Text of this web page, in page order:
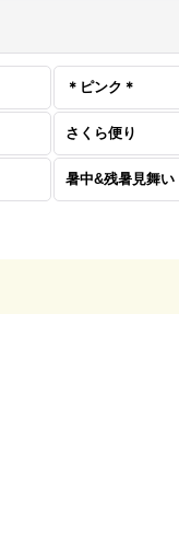
＊ピンク＊
さくら便り
暑中&残暑見舞い